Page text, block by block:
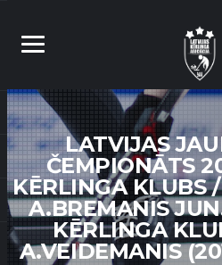
LATVIJAS
ČEMPIONĀTS
KĒRLINGA KLUBS
A.BREMANIS
KĒRLINGA
A.VEIDEMANIS